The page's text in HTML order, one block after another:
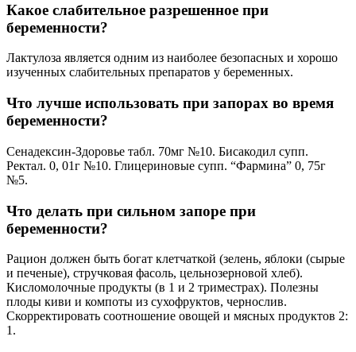
Какое слабительное разрешенное при
беременности?
Лактулоза является одним из наиболее безопасных и хорошо
изученных слабительных препаратов у беременных.
Что лучше использовать при запорах во время
беременности?
Сенадексин-Здоровье табл. 70мг №10. Бисакодил супп.
Ректал. 0, 01г №10. Глицериновые супп. “Фармина” 0, 75г
№5.
Что делать при сильном запоре при
беременности?
Рацион должен быть богат клетчаткой (зелень, яблоки (сырые
и печеные), стручковая фасоль, цельнозерновой хлеб).
Кисломолочные продукты (в 1 и 2 триместрах). Полезны
плоды киви и компоты из сухофруктов, чернослив.
Скорректировать соотношение овощей и мясных продуктов 2:
1.